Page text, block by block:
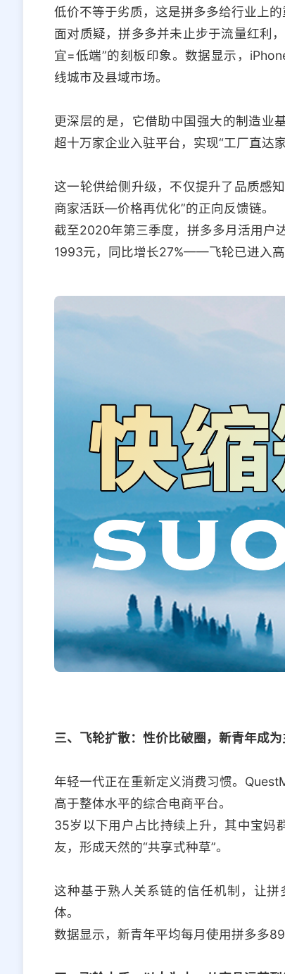
低价不等于劣质，这是拼多多给行业上的
面对质疑，拼多多并未止步于流量红利
宜=低端”的刻板印象。数据显示，
线城市及县域市场。
更深层的是，它借助中国强大的制造业
超十万家企业入驻平台，实现“工厂直达
这一轮供给侧升级，不仅提升了品质感
商家活跃—价格再优化”的正向反馈链。
截至2020年第三季度，拼多多月活用户
1993元，同比增长27%——飞轮已进入高
三、飞轮扩散：性价比破圈，新青年成为
年轻一代正在重新定义消费习惯。
高于整体水平的综合电商平台。
35岁以下用户占比持续上升，其中宝
友，形成天然的“共享式种草”。
这种基于熟人关系链的信任机制，让
体。
数据显示，新青年平均每月使用拼多多